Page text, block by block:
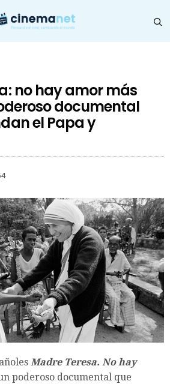
no hay amor más
documental
el Papa y
Madre Teresa. No hay
poderoso documental que